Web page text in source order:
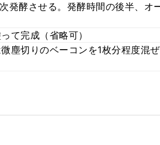
発酵させる。発酵時間の後半、
て完成（省略可）
塵切りのベーコンを1枚分程度混